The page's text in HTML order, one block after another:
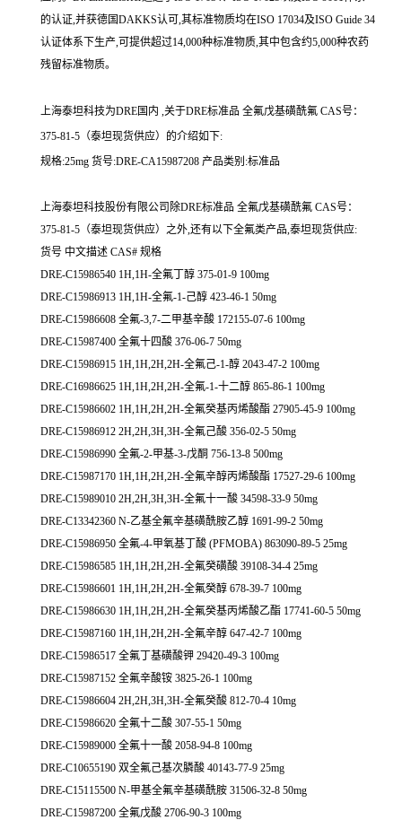
的认证,并获德国DAKKS认可,其标准物质均在ISO 17034及ISO Guide 34
认证体系下生产,可提供超过14,000种标准物质,其中包含约5,000种农药
残留标准物质。
上海泰坦科技为DRE国内 ,关于DRE标准品 全氟戊基磺酰氟 CAS号：
375-81-5（泰坦现货供应）的介绍如下:
规格:25mg 货号:DRE-CA15987208 产品类别:标准品
上海泰坦科技股份有限公司除DRE标准品 全氟戊基磺酰氟 CAS号：
375-81-5（泰坦现货供应）之外,还有以下全氟类产品,泰坦现货供应:
货号 中文描述 CAS# 规格
DRE-C15986540 1H,1H-全氟丁醇 375-01-9 100mg
DRE-C15986913 1H,1H-全氟-1-己醇 423-46-1 50mg
DRE-C15986608 全氟-3,7-二甲基辛酸 172155-07-6 100mg
DRE-C15987400 全氟十四酸 376-06-7 50mg
DRE-C15986915 1H,1H,2H,2H-全氟己-1-醇 2043-47-2 100mg
DRE-C16986625 1H,1H,2H,2H-全氟-1-十二醇 865-86-1 100mg
DRE-C15986602 1H,1H,2H,2H-全氟癸基丙烯酸酯 27905-45-9 100mg
DRE-C15986912 2H,2H,3H,3H-全氟己酸 356-02-5 50mg
DRE-C15986990 全氟-2-甲基-3-戊酮 756-13-8 500mg
DRE-C15987170 1H,1H,2H,2H-全氟辛醇丙烯酸酯 17527-29-6 100mg
DRE-C15989010 2H,2H,3H,3H-全氟十一酸 34598-33-9 50mg
DRE-C13342360 N-乙基全氟辛基磺酰胺乙醇 1691-99-2 50mg
DRE-C15986950 全氟-4-甲氧基丁酸 (PFMOBA) 863090-89-5 25mg
DRE-C15986585 1H,1H,2H,2H-全氟癸磺酸 39108-34-4 25mg
DRE-C15986601 1H,1H,2H,2H-全氟癸醇 678-39-7 100mg
DRE-C15986630 1H,1H,2H,2H-全氟癸基丙烯酸乙酯 17741-60-5 50mg
DRE-C15987160 1H,1H,2H,2H-全氟辛醇 647-42-7 100mg
DRE-C15986517 全氟丁基磺酸钾 29420-49-3 100mg
DRE-C15987152 全氟辛酸铵 3825-26-1 100mg
DRE-C15986604 2H,2H,3H,3H-全氟癸酸 812-70-4 10mg
DRE-C15986620 全氟十二酸 307-55-1 50mg
DRE-C15989000 全氟十一酸 2058-94-8 100mg
DRE-C10655190 双全氟己基次膦酸 40143-77-9 25mg
DRE-C15115500 N-甲基全氟辛基磺酰胺 31506-32-8 50mg
DRE-C15987200 全氟戊酸 2706-90-3 100mg